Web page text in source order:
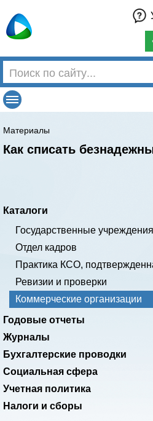
Материалы
Как списать
Каталоги
Государственные учреждения
Отдел кадров
Практика КСО,
Ревизии и проверки
Коммерческие организации
Годовые отчеты
Журналы
Бухгалтерские проводки
Социальная сфера
Учетная политика
Налоги и сборы